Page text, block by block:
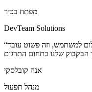
מפתח בכיר
DevTeam Solutions
“תמחור פשוט, ללא תשלום למשתמש, וזה פשוט עובד. X-late חיסל
אנה קובלסקי
מנהל תפעול